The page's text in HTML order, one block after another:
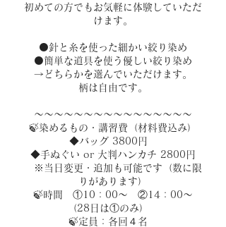
初めての方でもお気軽に体験していただ
けます。
⚫針と糸を使った細かい絞り染め
⚫簡単な道具を使う優しい絞り染め
→どちらかを選んでいただけます。
柄は自由です。
～～～～～～～～～～～～～～～～
🍃染めるもの・講習費（材料費込み）
◆バッグ 3800円
◆手ぬぐい or 大判ハンカチ 2800円
※当日変更・追加も可能です（数に限
りがあります）
🍃時間 ①10：00～ ②14：00～
（28日は①のみ）
🍃定員：各回４名